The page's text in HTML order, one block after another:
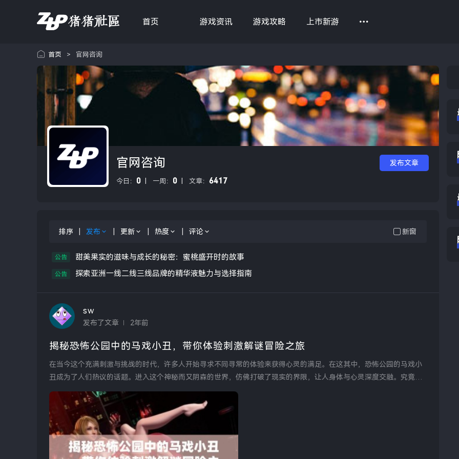
首页 游戏资讯 游戏攻略 上市新游
首页 > 官网咨询
官网咨询 发布文章
今日： 0 一周： 0 文章： 6417
排序 发布 更新 热度 评论 新窗
公告 甜美果实的滋味与成长的秘密：蜜桃盛开时的故事
公告 探索亚洲一线二线三线品牌的精华液魅力与选择指南
sw
发布了文章 2年前
揭秘恐怖公园中的马戏小丑，带你体验刺激解谜冒险之旅
在当今这个充满刺激与挑战的时代，许多人开始寻求不同寻常的体验来获得心灵的满足。在这其中，恐怖公园的马戏小
丑成为了人们热议的话题。进入这个神秘而又阴森的世界，仿佛打破了现实的界限，让人身体与心灵深度交融。究竟这
个恐怖公园中的小...